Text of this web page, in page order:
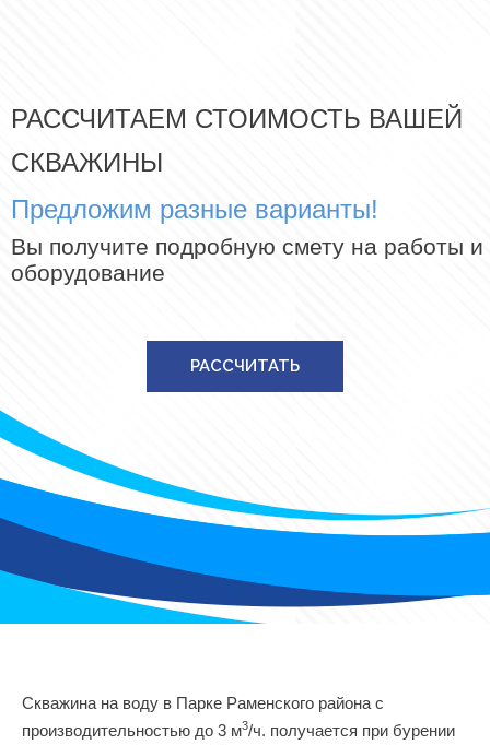
РАССЧИТАЕМ СТОИМОСТЬ ВАШЕЙ
СКВАЖИНЫ
Предложим разные варианты!
Вы получите подробную смету на работы и
оборудование
РАССЧИТАТЬ
Скважина на воду в Парке Раменского района с
производительностью до 3 м3/ч. получается при бурении